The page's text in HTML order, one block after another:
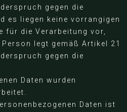
gegen die
es liegen keine vorrangigen
für die Verarbeitung vor,
legt gemäß Artikel 21
gegen die
Daten wurden
Daten ist